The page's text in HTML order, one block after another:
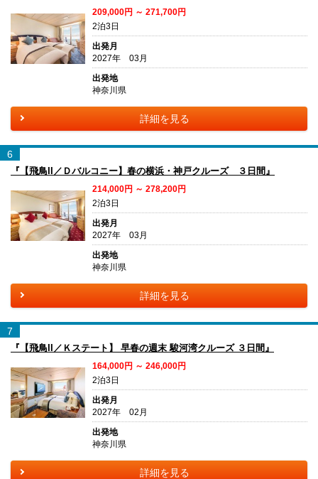
209,000円 ～ 271,700円
2泊3日
出発月
2027年 03月
出発地
神奈川県
詳細を見る
6
『【飛鳥II／Ｄバルコニー】春の横浜・神戸クルーズ ３日間』
214,000円 ～ 278,200円
2泊3日
出発月
2027年 03月
出発地
神奈川県
詳細を見る
7
『【飛鳥II／Ｋステート】 早春の週末 駿河湾クルーズ ３日間』
164,000円 ～ 246,000円
2泊3日
出発月
2027年 02月
出発地
神奈川県
詳細を見る